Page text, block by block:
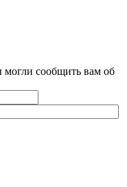
сообщить вам об